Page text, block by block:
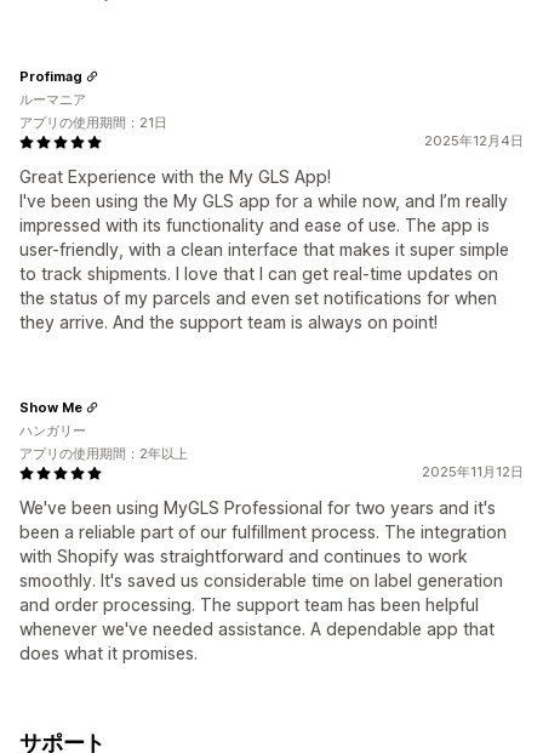
2025年12月4日
Great Experience with the My GLS App!
I've been using the My GLS app for a while now, and I’m really
impressed with its functionality and ease of use. The app is
user-friendly, with a clean interface that makes it super simple
to track shipments. I love that I can get real-time updates on
the status of my parcels and even set notifications for when
they arrive. And the support team is always on point!
Profimag
ルーマニア
アプリの使用期間：21日
2025年11月12日
We've been using MyGLS Professional for two years and it's
been a reliable part of our fulfillment process. The integration
with Shopify was straightforward and continues to work
smoothly. It's saved us considerable time on label generation
and order processing. The support team has been helpful
whenever we've needed assistance. A dependable app that
does what it promises.
Show Me
ハンガリー
アプリの使用期間：2年以上
サポート